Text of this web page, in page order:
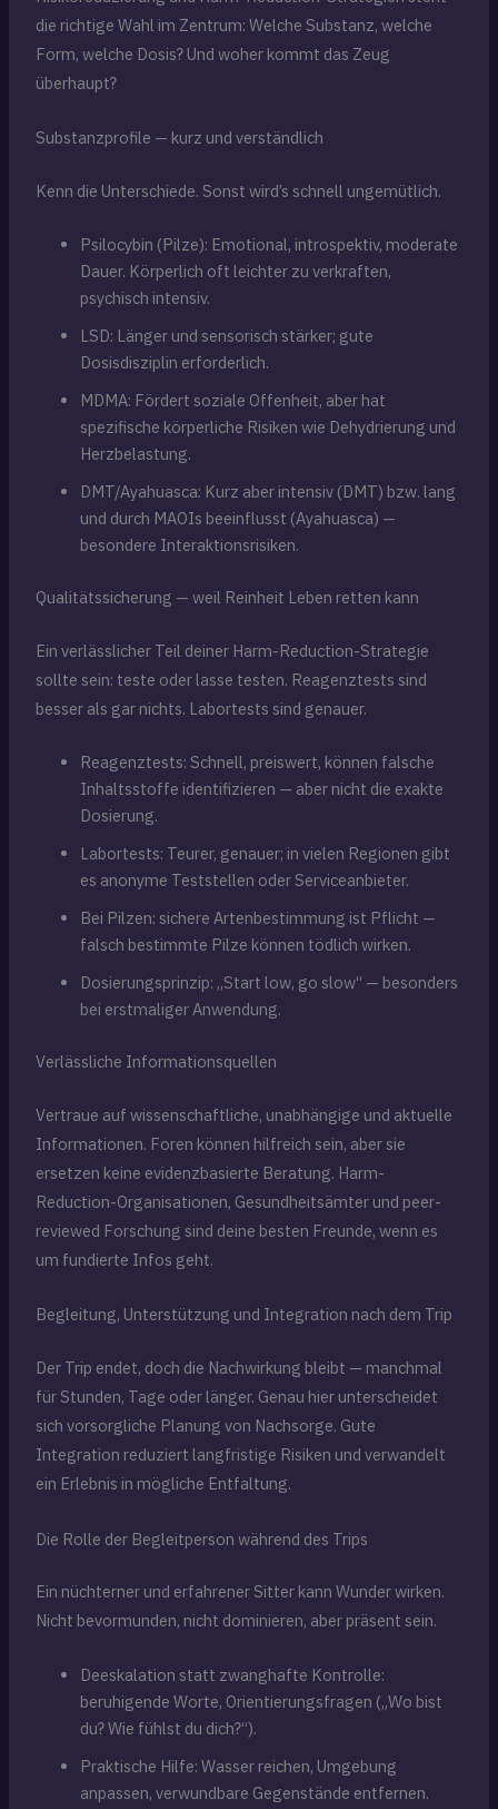
die richtige Wahl im Zentrum: Welche Substanz, welche
Form, welche Dosis? Und woher kommt das Zeug
überhaupt?
Substanzprofile — kurz und verständlich
Kenn die Unterschiede. Sonst wird’s schnell ungemütlich.
Psilocybin (Pilze): Emotional, introspektiv, moderate
Dauer. Körperlich oft leichter zu verkraften,
psychisch intensiv.
LSD: Länger und sensorisch stärker; gute
Dosisdisziplin erforderlich.
MDMA: Fördert soziale Offenheit, aber hat
spezifische körperliche Risiken wie Dehydrierung und
Herzbelastung.
DMT/Ayahuasca: Kurz aber intensiv (DMT) bzw. lang
und durch MAOIs beeinflusst (Ayahuasca) —
besondere Interaktionsrisiken.
Qualitätssicherung — weil Reinheit Leben retten kann
Ein verlässlicher Teil deiner Harm-Reduction-Strategie
sollte sein: teste oder lasse testen. Reagenztests sind
besser als gar nichts. Labortests sind genauer.
Reagenztests: Schnell, preiswert, können falsche
Inhaltsstoffe identifizieren — aber nicht die exakte
Dosierung.
Labortests: Teurer, genauer; in vielen Regionen gibt
es anonyme Teststellen oder Serviceanbieter.
Bei Pilzen: sichere Artenbestimmung ist Pflicht —
falsch bestimmte Pilze können tödlich wirken.
Dosierungsprinzip: „Start low, go slow“ — besonders
bei erstmaliger Anwendung.
Verlässliche Informationsquellen
Vertraue auf wissenschaftliche, unabhängige und aktuelle
Informationen. Foren können hilfreich sein, aber sie
ersetzen keine evidenzbasierte Beratung. Harm-
Reduction-Organisationen, Gesundheitsämter und peer-
reviewed Forschung sind deine besten Freunde, wenn es
um fundierte Infos geht.
Begleitung, Unterstützung und Integration nach dem Trip
Der Trip endet, doch die Nachwirkung bleibt — manchmal
für Stunden, Tage oder länger. Genau hier unterscheidet
sich vorsorgliche Planung von Nachsorge. Gute
Integration reduziert langfristige Risiken und verwandelt
ein Erlebnis in mögliche Entfaltung.
Die Rolle der Begleitperson während des Trips
Ein nüchterner und erfahrener Sitter kann Wunder wirken.
Nicht bevormunden, nicht dominieren, aber präsent sein.
Deeskalation statt zwanghafte Kontrolle:
beruhigende Worte, Orientierungsfragen („Wo bist
du? Wie fühlst du dich?“).
Praktische Hilfe: Wasser reichen, Umgebung
anpassen, verwundbare Gegenstände entfernen.